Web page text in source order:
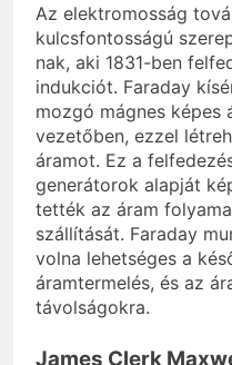
Az elektromosság
kulcsfontosságú
nak, aki 1831-ben
indukciót. Faraday
mozgó mágnes képes
vezetőben, ezzel
áramot. Ez a
generátorok alapját
tették az áram
szállítását. Faraday
volna lehetséges a
áramtermelés, és az
távolságokra.
James Clerk